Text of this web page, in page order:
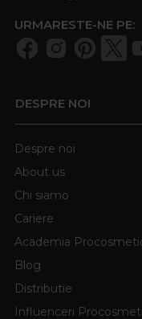
URMARESTE-NE PE:
DESPRE NOI
Despre noi
About us
Chi siamo
Cariere
Academia
Blog
Distributie
Influenceri